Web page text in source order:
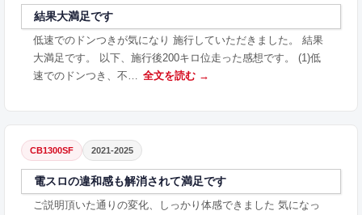
結果大満足です
低速でのドンつきが気になり 施行していただきました。 結果
大満足です。 以下、施行後200キロ位走った感想です。 (1)低
速でのドンつき、不…
全文を読む →
CB1300SF 2021-2025
電スロの違和感も解消されて満足です
ご説明頂いた通りの変化、しっかり体感できました 気になっ